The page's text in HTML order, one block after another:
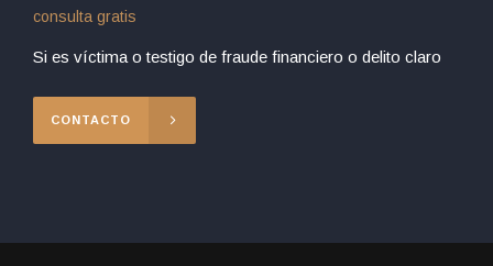
consulta gratis
Si es víctima o testigo de fraude financiero o delito claro
CONTACTO